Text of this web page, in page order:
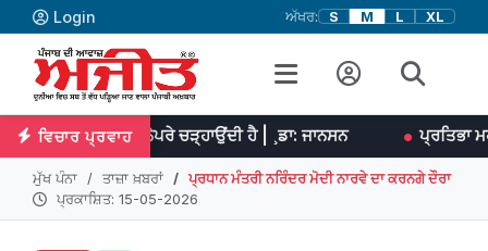
Login ਅੱਖਰ: S M L XL
ਵਿਚਾਰ ਪ੍ਰਵਾਹ
ਨੂੰ ਨੇਪਰੇ ਚੜ੍ਹਾਉਂਦੀ ਹੈ | ¸ਡਾ: ਜਾਨਸਨ ਪ੍ਰਤਿਭਾ ਮਹਾਨ ਕੰਮਾਂ ਦਾ
ਮੁੱਖ ਪੰਨਾ ਤਾਜ਼ਾ ਖ਼ਬਰਾਂ
ਪ੍ਰਧਾਨ ਮੰਤਰੀ ਨਰਿੰਦਰ ਮੋਦੀ ਨਾਰਵੇ ਦਾ ਕਰਨਗੇ ਦੌਰਾ
ਪ੍ਰਕਾਸ਼ਿਤ: 15-05-2026